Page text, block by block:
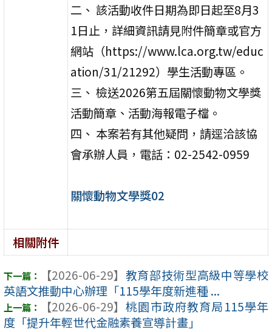
二、 該活動收件日期為即日起至8月3
1日止，詳細資訊請見附件簡章或官方
網站（https://www.lca.org.tw/educ
ation/31/21292）學生活動專區。
三、 檢送2026第五屆關懷動物文學獎
活動簡章、活動海報電子檔。
四、 本案若有其他疑問，請逕洽該協
會承辦人員，電話：02-2542-0959
關懷動物文學獎02
相關附件
【2026-06-29】 教育部技術型高級中等學校
英語文推動中心辦理「115學年度新進種 ...
【2026-06-29】 桃園市政府教育局115學年
度「提升年輕世代金融素養宣導計畫」